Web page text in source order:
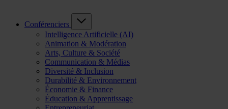
Conférenciers
Intelligence Artificielle (AI)
Animation & Modération
Arts, Culture & Société
Communication & Médias
Diversité & Inclusion
Durabilité & Environnement
Économie & Finance
Éducation & Apprentissage